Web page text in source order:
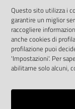
MASE
ISPRA
Geoportale
Biocase
Questo sito utilizza i
garantire un miglior
raccogliere
anche cookies di
profilazione puoi
'Impostazioni'. Per
abilitarne solo alcuni,